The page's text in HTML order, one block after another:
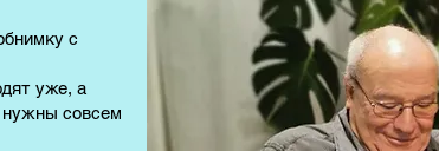
с
уже, а
нужны совсем